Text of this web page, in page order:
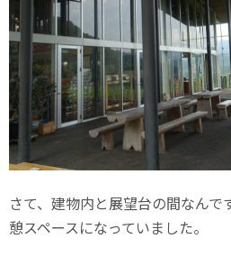
さて、建物内と展望台の間なん
憩スペースになっていました。